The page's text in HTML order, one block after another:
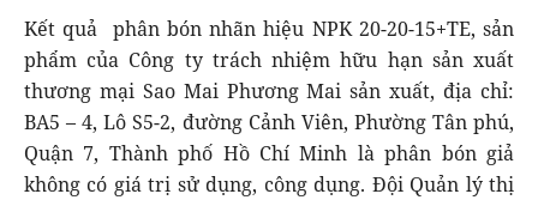
Kết quả phân bón nhãn hiệu NPK 20-20-15+TE, sản
phẩm của Công ty trách nhiệm hữu hạn sản xuất
thương mại Sao Mai Phương Mai sản xuất, địa chỉ:
BA5 – 4, Lô S5-2, đường Cảnh Viên, Phường Tân phú,
Quận 7, Thành phố Hồ Chí Minh là phân bón giả
không có giá trị sử dụng, công dụng. Đội Quản lý thị